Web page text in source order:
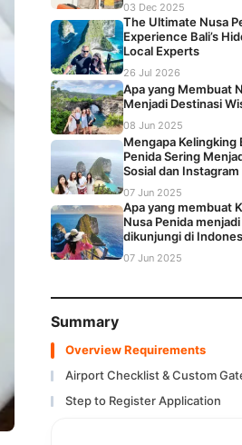
03 Dec 2025
The Ultimate Nusa
Experience Bali’s
Local Experts
26 Jul 2026
Apa yang Membuat
Menjadi Destinasi
08 Jun 2025
Mengapa Kelingking
Penida Sering
Sosial dan Instagram
07 Jun 2025
Apa yang membuat
Nusa Penida
dikunjungi di
07 Jun 2025
Summary
Overview Requirements
Airport Checklist & Custom
Step to Register Application